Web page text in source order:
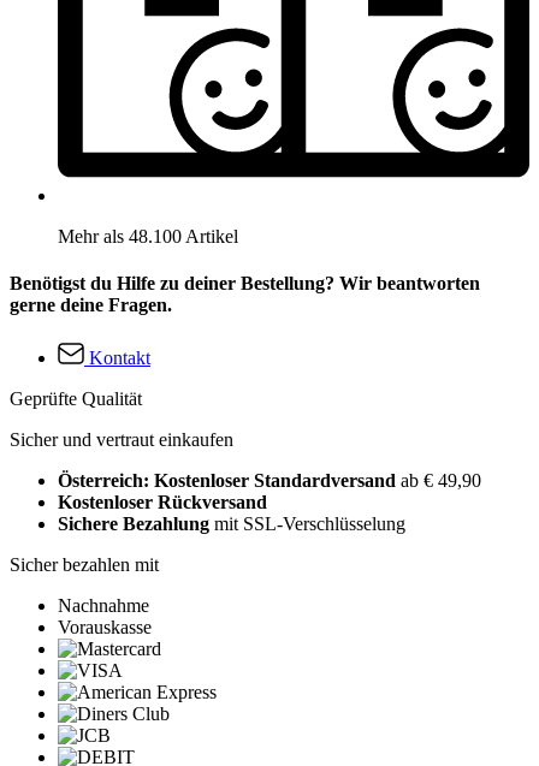
Mehr als 48.100 Artikel
Benötigst du Hilfe zu deiner Bestellung? Wir beantworten
gerne deine Fragen.
Kontakt
Geprüfte Qualität
Sicher und vertraut einkaufen
Österreich: Kostenloser Standardversand ab € 49,90
Kostenloser Rückversand
Sichere Bezahlung mit SSL-Verschlüsselung
Sicher bezahlen mit
Nachnahme
Vorauskasse